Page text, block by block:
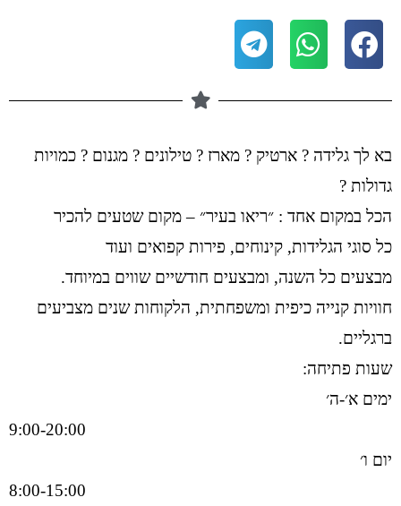
בא לך גלידה ? ארטיק ? מארז ? טילונים ? מגנום ? כמויות
גדולות ?
הכל במקום אחד : ״ריאו בעיר״ – מקום שטעים להכיר
כל סוגי הגלידות, קינוחים, פירות קפואים ועוד
מבצעים כל השנה, ומבצעים חודשיים שווים במיוחד.
חוויות קנייה כיפית ומשפחתית, הלקוחות שנים מצביעים
ברגליים.
שעות פתיחה:
ימים א׳-ה׳
9:00-20:00
יום ו׳
8:00-15:00